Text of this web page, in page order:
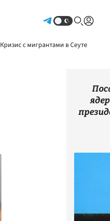
Кризис с мигрантами в Сеуте